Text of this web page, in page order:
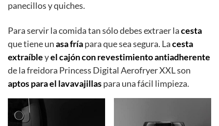
panecillos y quiches.
Para servir la comida tan sólo debes extraer lacesta
que tiene unasa fríapara que sea segura. Lacesta
extraíbleyel cajón con revestimiento antiadherente
de la freidora Princess Digital Aerofryer XXL son
aptos para el lavavajillaspara una fácil limpieza.